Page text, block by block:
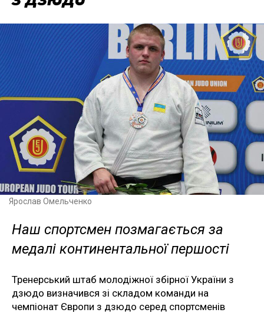
Ярослав Омельченко
Наш спортсмен позмагається за
медалі континентальної першості
Тренерський штаб молодіжної збірної України з
дзюдо визначився зі складом команди на
чемпіонат Європи з дзюдо серед спортсменів